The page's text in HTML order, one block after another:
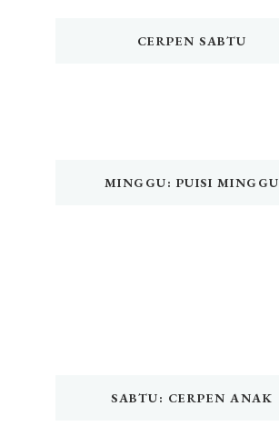
CERPEN SABTU
MINGGU: PUISI MINGGU
SABTU: CERPEN ANAK